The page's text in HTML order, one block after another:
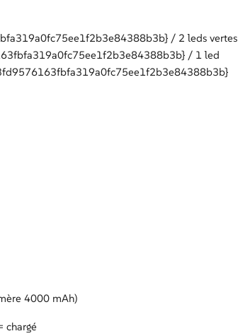
/ 2 leds vertes
/ 1 led
4000 mAh)
chargé